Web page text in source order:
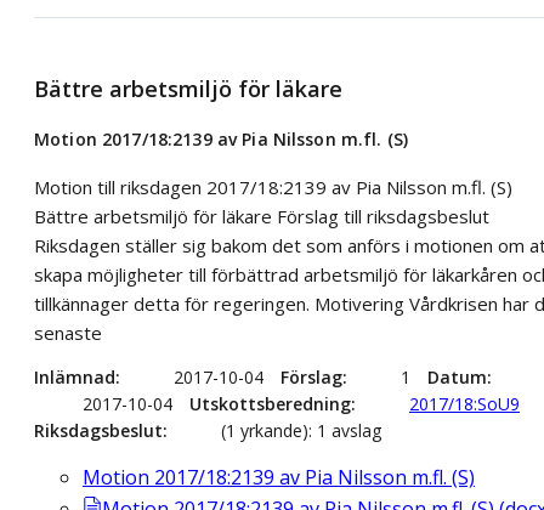
Bättre arbetsmiljö för läkare
Motion 2017/18:2139 av Pia Nilsson m.fl. (S)
Motion till riksdagen 2017/18:2139 av Pia Nilsson m.fl. (S)
Bättre arbetsmiljö för läkare Förslag till riksdagsbeslut
Riksdagen ställer sig bakom det som anförs i motionen om
skapa möjligheter till förbättrad arbetsmiljö för läkarkåren
tillkännager detta för regeringen. Motivering Vårdkrisen har
senaste
Inlämnad 2017-10-04 Förslag 1
Datum
2017-10-04
Utskottsberedning
2017/18:SoU9
Riksdagsbeslut
(1 yrkande): 1 avslag
Motion 2017/18:2139 av Pia Nilsson m.fl. (S)